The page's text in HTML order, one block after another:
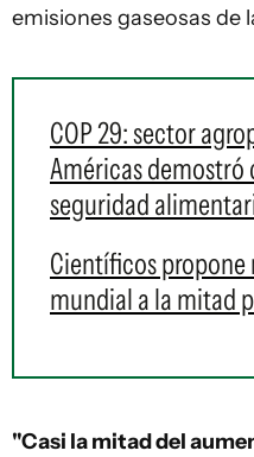
emisiones gaseosas de
COP 29: sector
Américas demostró
seguridad
Científicos
mundial a la mitad
"Casi la mitad del